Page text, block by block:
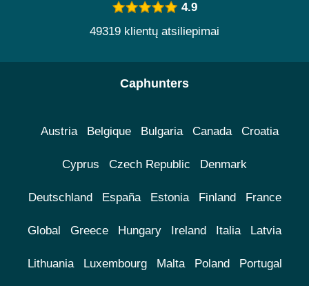
4.9
49319 klientų atsiliepimai
Caphunters
Austria Belgique Bulgaria Canada Croatia
Cyprus Czech Republic Denmark
Deutschland España Estonia Finland France
Global Greece Hungary Ireland Italia Latvia
Lithuania Luxembourg Malta Poland Portugal